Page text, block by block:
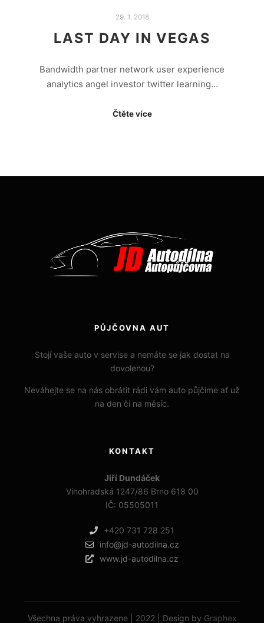
29. 1. 2018
LAST DAY IN VEGAS
Bandwidth partner network user experience
analytics angel investor twitter learning…
Čtěte více
PŮJČOVNA AUT
Stojí vaše auto v servise a nemáte se jak dostat na
dovolenou?
Neváhejte se na nás obrátit rádi vám auto půjčíme ať už
na den či na měsíc.
KONTAKT
Jiří Dundáček
Vinohradská 1247/86 Brno 618 00
IČ: 05505011
+420 731 728 251
info@jd-autodilna.cz
www.jd-autodilna.cz
Všechna práva vyhrazene | 2022 | Design by Graphex